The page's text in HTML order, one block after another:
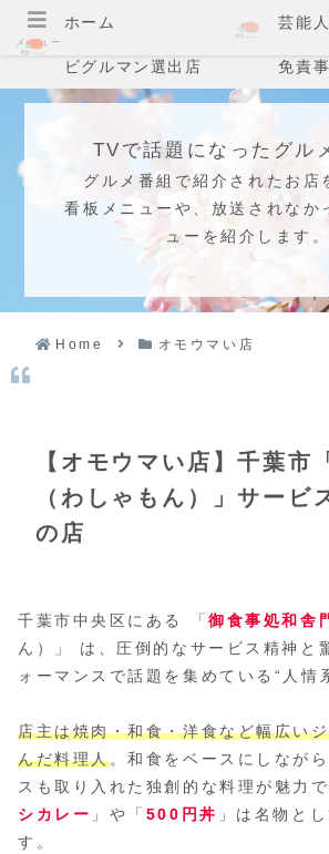
ホーム 芸能
ビグルマン選出店 免責
TVで話題になったグル
グルメ番組で紹介されたお店
看板メニューや、放送されなか
ューを紹介します。
Home オモウマい店
【オモウマい店】千葉市
（わしゃもん）」サービ
の店
千葉市中央区にある 「御食事処和舎
ん）」 は、圧倒的なサービス精神と
ォーマンスで話題を集めている“人情
店主は焼肉・和食・洋食など幅広い
んだ料理人。和食をベースにしなが
スも取り入れた独創的な料理が魅力
シカレー 」や「 500円丼 」は名物と
す。
メニュー